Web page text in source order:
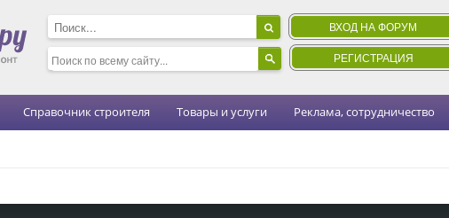
ВХОД НА ФОРУМ
РЕГИСТРАЦИЯ
Справочник строителя Товары и услуги Реклама, сотрудничество